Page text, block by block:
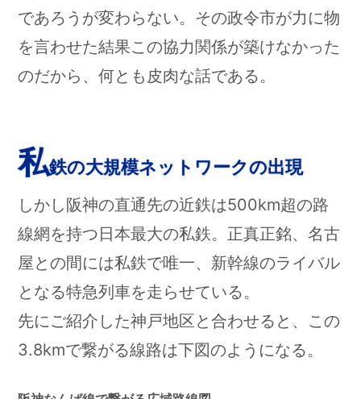
であろうが変わらない。その政令市が力に物
を言わせた結果この協力関係が築けなかった
のだから、何とも皮肉な話である。
私鉄の大規模ネットワークの出現
しかし阪神の直通先の近鉄は500km超の路
線網を持つ日本最大の私鉄。正真正銘、名古
屋との間には私鉄で唯一、新幹線のライバル
となる特急列車を走らせている。
先にご紹介した神戸地区と合わせると、この
3.8kmで繋がる線路は下図のようになる。